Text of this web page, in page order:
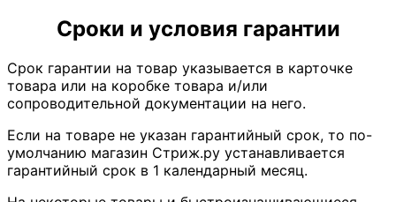
Сроки и условия гарантии
Срок гарантии на товар указывается в карточке
товара или на коробке товара и/или
сопроводительной документации на него.
Если на товаре не указан гарантийный срок, то по-
умолчанию магазин Стриж.ру устанавливается
гарантийный срок в 1 календарный месяц.